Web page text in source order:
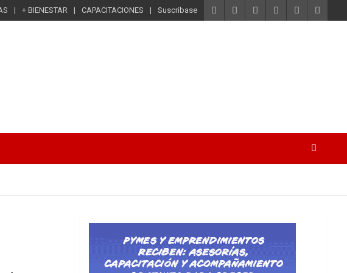
+ BIENESTAR CAPACITACIONES Suscribase